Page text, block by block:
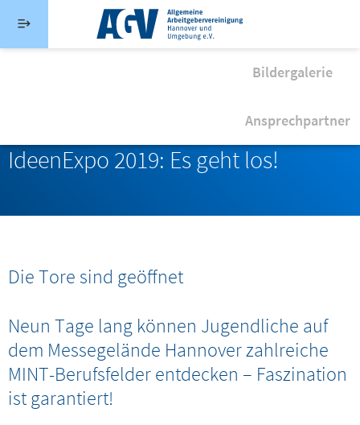
Direkt zum Inhalt
Menü schließen
Über uns
Serviceangebote
IdeenExpo
Aktuelles
Arbeitgeber Magazin
IdeenExpo 2019: Es geht los!
Bildergalerie
Ansprechpartner
Die Tore sind geöffnet
Neun Tage lang können Jugendliche auf
dem Messegelände Hannover zahlreiche
MINT-Berufsfelder entdecken – Faszination
ist garantiert!